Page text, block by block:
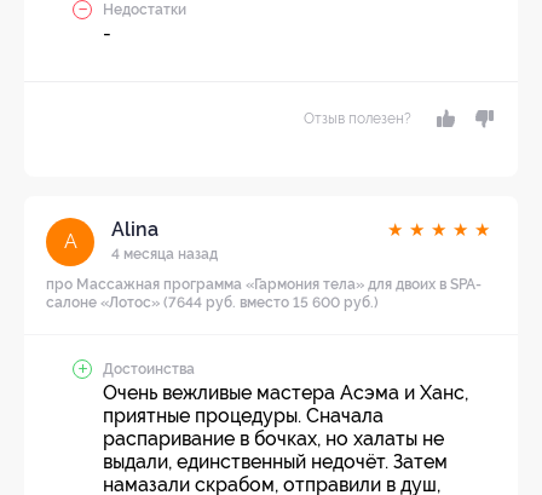
Недостатки
-
Отзыв полезен?
A
Alina
4 месяца назад
★ ★ ★ ★ ★
про Массажная программа «Гармония тела» для двоих в SPA-
салоне «Лотос» (7644 руб. вместо 15 600 руб.)
Достоинства
Очень вежливые мастера Асэма и Ханс,
приятные процедуры. Сначала
распаривание в бочках, но халаты не
выдали, единственный недочёт. Затем
намазали скрабом, отправили в душ,